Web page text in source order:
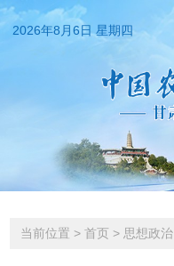
2026年8月6日 星期四
当前位置 > 首页 > 思想政治